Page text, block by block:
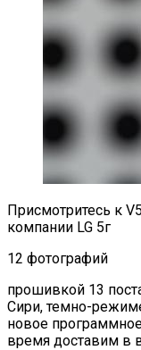
Присмотритесь к
компании LG 5г
12 фотографий
прошивкой 13
Сири, темно-
новое
время доставим в